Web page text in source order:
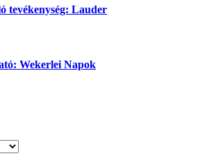
tevékenység: Lauder
Wekerlei Napok